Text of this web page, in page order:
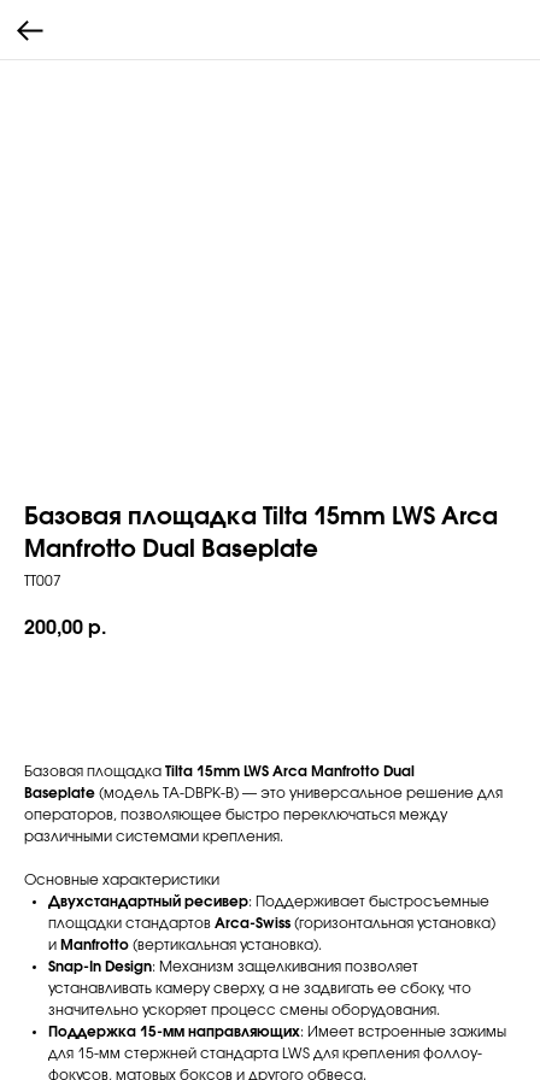
Базовая площадка Tilta 15mm LWS Arca
Manfrotto Dual Baseplate
TT007
200,00 р.
Базовая площадка Tilta 15mm LWS Arca Manfrotto Dual
Baseplate (модель TA-DBPK-B) — это универсальное решение для
операторов, позволяющее быстро переключаться между
различными системами крепления.
Основные характеристики
Двухстандартный ресивер: Поддерживает быстросъемные
площадки стандартов Arca-Swiss (горизонтальная установка)
и Manfrotto (вертикальная установка).
Snap-In Design: Механизм защелкивания позволяет
устанавливать камеру сверху, а не задвигать ее сбоку, что
значительно ускоряет процесс смены оборудования.
Поддержка 15-мм направляющих: Имеет встроенные зажимы
для 15-мм стержней стандарта LWS для крепления фоллоу-
фокусов, матовых боксов и другого обвеса.